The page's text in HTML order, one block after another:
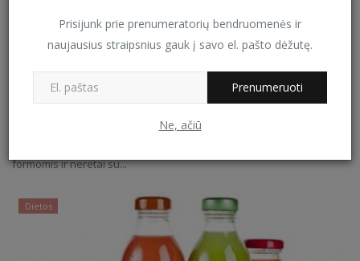
Prisijunk prie prenumeratorių bendruomenės ir
naujausius straipsnius gauk į savo el. pašto dėžutę.
Prenumeruoti
Ne, ačiū
Paauglių dietos
formomis ir neretai su...
Dietos